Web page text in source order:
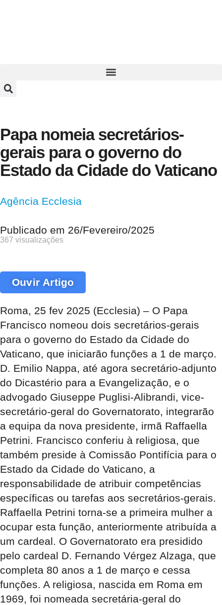
Papa nomeia secretários-
gerais para o governo do
Estado da Cidade do Vaticano
Agência Ecclesia
Publicado em 26/Fevereiro/2025
367 visualizações
Ouvir Artigo
Roma, 25 fev 2025 (Ecclesia) – O Papa
Francisco nomeou dois secretários-gerais
para o governo do Estado da Cidade do
Vaticano, que iniciarão funções a 1 de março.
D. Emilio Nappa, até agora secretário-adjunto
do Dicastério para a Evangelização, e o
advogado Giuseppe Puglisi-Alibrandi, vice-
secretário-geral do Governatorato, integrarão
a equipa da nova presidente, irmã Raffaella
Petrini. Francisco conferiu à religiosa, que
também preside à Comissão Pontifícia para o
Estado da Cidade do Vaticano, a
responsabilidade de atribuir competências
específicas ou tarefas aos secretários-gerais.
Raffaella Petrini torna-se a primeira mulher a
ocupar esta função, anteriormente atribuída a
um cardeal. O Governatorato era presidido
pelo cardeal D. Fernando Vérgez Alzaga, que
completa 80 anos a 1 de março e cessa
funções. A religiosa, nascida em Roma em
1969, foi nomeada secretária-geral do